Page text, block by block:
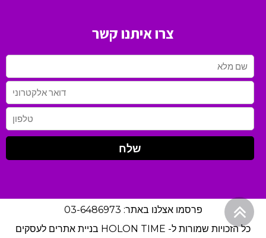
צרו איתנו קשר
פרסמו אצלנו באתר: 03-6486973
כל הזכויות שמורות ל- HOLON TIME
בניית אתרים לעסקים
גלילה
לראש